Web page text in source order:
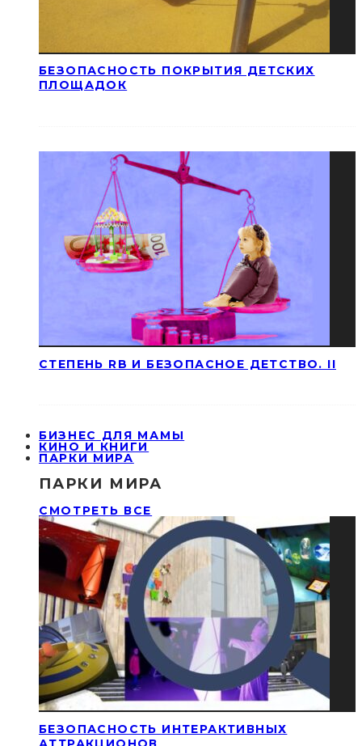
БЕЗОПАСНОСТЬ ПОКРЫТИЯ ДЕТСКИХ
ПЛОЩАДОК
СТЕПЕНЬ RB И БЕЗОПАСНОЕ ДЕТСТВО. II
БИЗНЕС ДЛЯ МАМЫ
КИНО И КНИГИ
ПАРКИ МИРА
ПАРКИ МИРА
СМОТРЕТЬ ВСЕ
БЕЗОПАСНОСТЬ ИНТЕРАКТИВНЫХ